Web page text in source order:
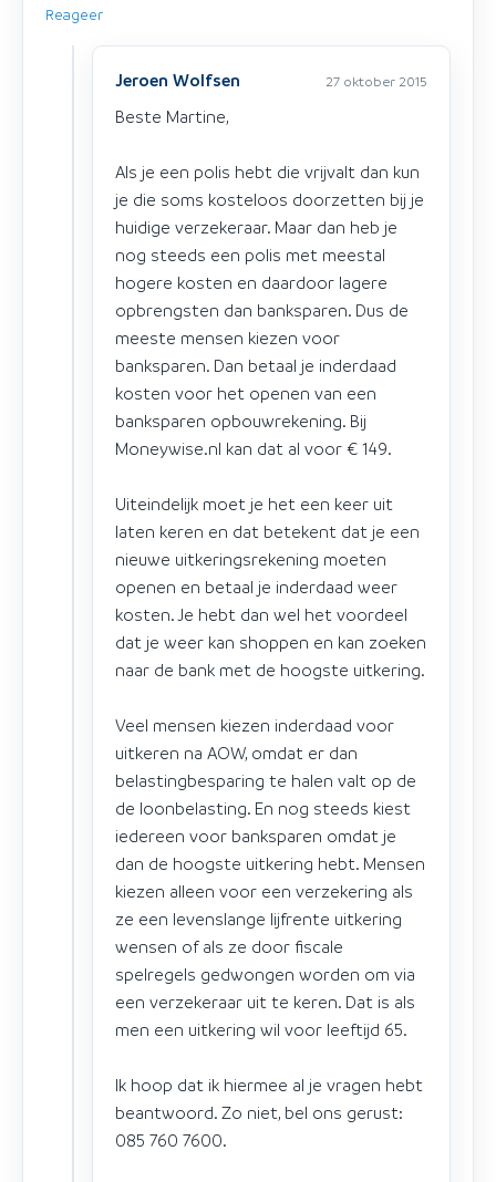
Reageer
Jeroen Wolfsen 27 oktober 2015
Beste Martine,
Als je een polis hebt die vrijvalt dan kun
je die soms kosteloos doorzetten bij je
huidige verzekeraar. Maar dan heb je
nog steeds een polis met meestal
hogere kosten en daardoor lagere
opbrengsten dan banksparen. Dus de
meeste mensen kiezen voor
banksparen. Dan betaal je inderdaad
kosten voor het openen van een
banksparen opbouwrekening. Bij
Moneywise.nl kan dat al voor € 149.
Uiteindelijk moet je het een keer uit
laten keren en dat betekent dat je een
nieuwe uitkeringsrekening moeten
openen en betaal je inderdaad weer
kosten. Je hebt dan wel het voordeel
dat je weer kan shoppen en kan zoeken
naar de bank met de hoogste uitkering.
Veel mensen kiezen inderdaad voor
uitkeren na AOW, omdat er dan
belastingbesparing te halen valt op de
de loonbelasting. En nog steeds kiest
iedereen voor banksparen omdat je
dan de hoogste uitkering hebt. Mensen
kiezen alleen voor een verzekering als
ze een levenslange lijfrente uitkering
wensen of als ze door fiscale
spelregels gedwongen worden om via
een verzekeraar uit te keren. Dat is als
men een uitkering wil voor leeftijd 65.
Ik hoop dat ik hiermee al je vragen hebt
beantwoord. Zo niet, bel ons gerust:
085 760 7600.